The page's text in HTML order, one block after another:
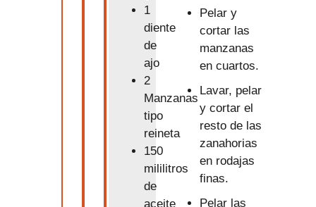
1
diente
de
ajo
2
Manzanas
tipo
reineta
150
mililitros
de
aceite
Pelar y
cortar las
manzanas
en cuartos.
Lavar, pelar
y cortar el
resto de las
zanahorias
en rodajas
finas.
Pelar las